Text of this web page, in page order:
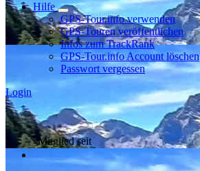
Hilfe
GPS-Tour.info verwenden
GPS-Touren veröffentlichen
Infos zum TrackRank
GPS-Tour.info Account löschen
Passwort vergessen
Login
Mitglied seit